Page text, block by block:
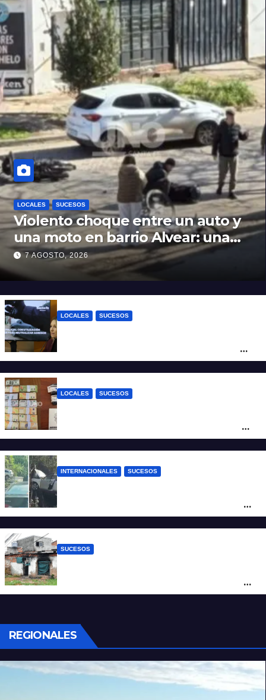
LOCALES SUCESOS
Violento choque entre un auto y
una moto en barrio Alvear: una
mujer quedó tendida sobre la
calzada
7 AGOSTO, 2026
LOCALES SUCESOS
con un arma blanca en la ruta 168
LOCALES SUCESOS
de 700 gramos de cocaína
INTERNACIONALES SUCESOS
control y el auto terminó incrustado en un
árbol
SUCESOS
determinó cómo se originó el fuego que
le costó la vida a un niño de 4 años
REGIONALES